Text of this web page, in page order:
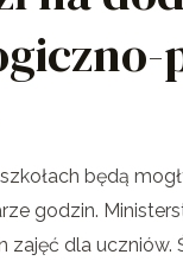
szkołach będą
godzin.
zajęć dla uczniów.